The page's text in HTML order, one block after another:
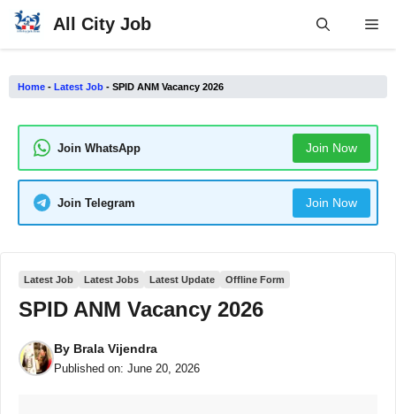
Skip
All City Job
Home - Latest Job - SPID ANM Vacancy 2026
Join WhatsApp Join Now
Join Telegram Join Now
Latest Job Latest Jobs Latest Update Offline Form
SPID ANM Vacancy 2026
By Brala Vijendra
Published on: June 20, 2026